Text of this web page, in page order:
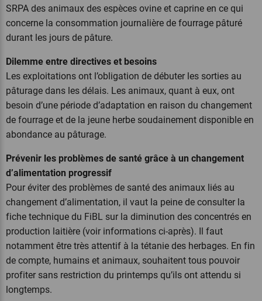
SRPA des animaux des espèces ovine et caprine en ce qui
concerne la consommation journalière de fourrage pâturé
durant les jours de pâture.
Dilemme entre directives et besoins
Les exploitations ont l’obligation de débuter les sorties au
pâturage dans les délais. Les animaux, quant à eux, ont
besoin d’une période d’adaptation en raison du changement
de fourrage et de la jeune herbe soudainement disponible en
abondance au pâturage.
Prévenir les problèmes de santé grâce à un changement
d’alimentation progressif
Pour éviter des problèmes de santé des animaux liés au
changement d’alimentation, il vaut la peine de consulter la
fiche technique du FiBL sur la diminution des concentrés en
production laitière (voir informations ci-après). Il faut
notamment être très attentif à la tétanie des herbages. En fin
de compte, humains et animaux, souhaitent tous pouvoir
profiter sans restriction du printemps qu’ils ont attendu si
longtemps.